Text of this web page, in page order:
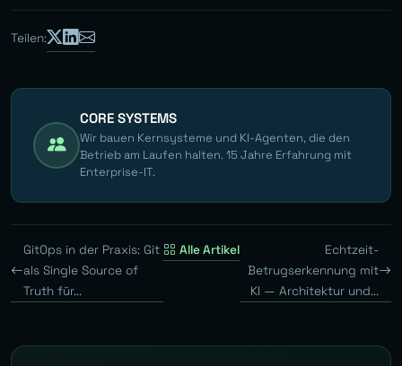
Teilen:
CORE SYSTEMS
Wir bauen Kernsysteme und KI-Agenten, die den
Betrieb am Laufen halten. 15 Jahre Erfahrung mit
Enterprise-IT.
GitOps in der Praxis: Git
als Single Source of
Truth für...
Alle Artikel
Echtzeit-
Betrugserkennung mit
KI — Architektur und...